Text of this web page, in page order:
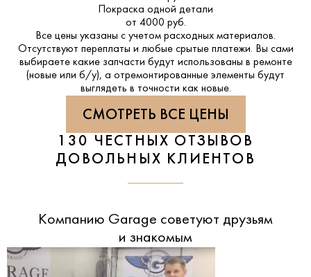
Покраска одной детали
от 4000 руб.
Все цены указаны с учетом расходных материалов.
Отсутствуют переплаты и любые срытые платежи. Вы сами
выбираете какие запчасти будут использованы в ремонте
(новые или б/у), а отремонтированные элементы будут
выглядеть в точности как новые.
СМОТРЕТЬ ВСЕ ЦЕНЫ
130 ЧЕСТНЫХ ОТЗЫВОВ
ДОВОЛЬНЫХ КЛИЕНТОВ
Компанию Garage советуют друзьям
и знакомым